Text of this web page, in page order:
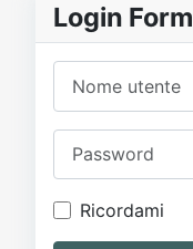
Login Form
Ricordami